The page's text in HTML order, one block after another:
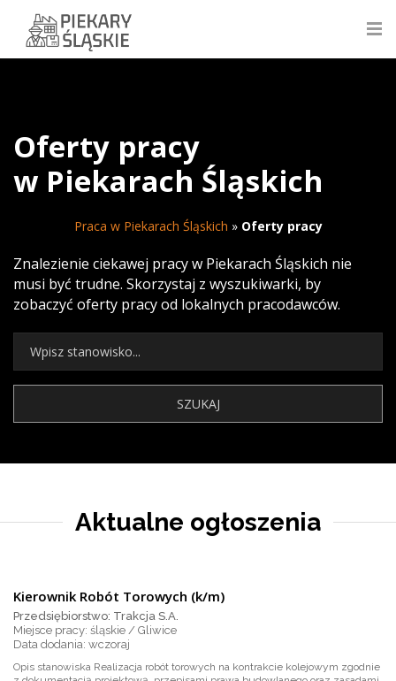
Oferty pracy
w Piekarach Śląskich
Praca w Piekarach Śląskich » Oferty pracy
Znalezienie ciekawej pracy w Piekarach Śląskich nie
musi być trudne. Skorzystaj z wyszukiwarki, by
zobaczyć oferty pracy od lokalnych pracodawców.
Aktualne ogłoszenia
Kierownik Robót Torowych (k/m)
Przedsiębiorstwo: Trakcja S.A.
Miejsce pracy: śląskie / Gliwice
wczoraj
Opis stanowiska Realizacja robót torowych na kontrakcie kolejowym zgodnie